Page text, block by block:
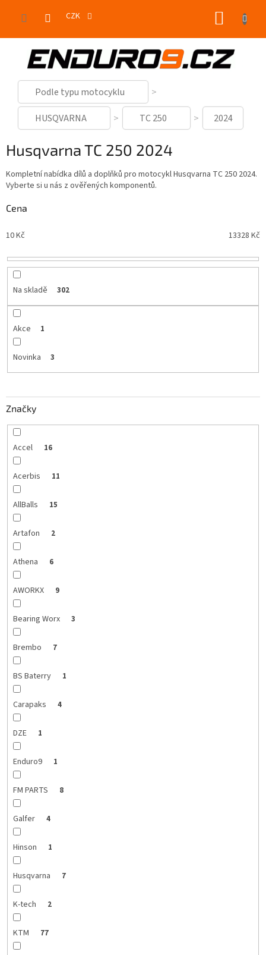
CZK
Podle typu motocyklu
HUSQVARNA
TC 250 2024
Husqvarna TC 250 2024
Kompletní nabídka dílů a doplňků pro motocykl Husqvarna TC 250 2024.
Vyberte si u nás z ověřených komponentů.
Cena
10Kč 13328 Kč
Na skladě 302
Akce 1
Novinka 3
Značky
Accel 16
Acerbis 11
AllBalls 15
Artafon 2
Athena 6
AWORKX 9
Bearing Worx 3
Brembo 7
BS Baterry 1
Carapaks 4
DZE 1
Enduro9 1
FM PARTS 8
Galfer 4
Hinson 1
Husqvarna 7
K-tech 2
KTM 77